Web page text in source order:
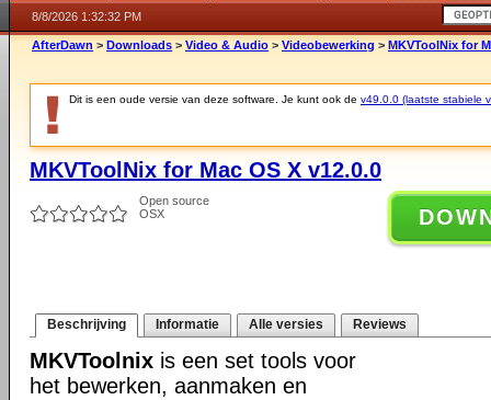
8/8/2026 1:32:32 PM
AfterDawn > Downloads > Video & Audio > Videobewerking > MKVToolNix for
Dit is een oude versie van deze software. Je kunt ook de v49.0.0 (laatste stabiele
MKVToolNix for Mac OS X v12.0.0
Open source
OSX
Beschrijving Informatie Alle versies Reviews
MKVToolnix is een set tools voor
het bewerken, aanmaken en